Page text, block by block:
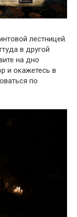
лестницей.
в другой
на дно
и окажетесь в
по